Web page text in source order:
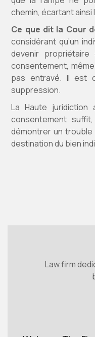
chemin, écartant ainsi
Ce que dit la Cour
considérant qu’un
devenir propriétaire
consentement, même
pas entravé. Il est
suppression.
La Haute
consentement
démontrer un trouble
destination du bien
Law firm